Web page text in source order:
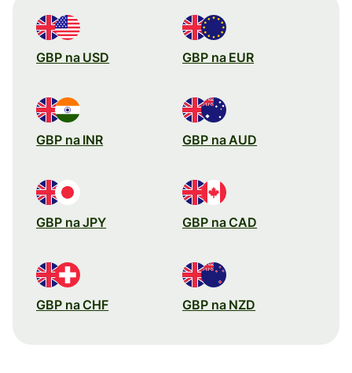
GBP na USD GBP na EUR
GBP na INR GBP na AUD
GBP na JPY GBP na CAD
GBP na CHF GBP na NZD